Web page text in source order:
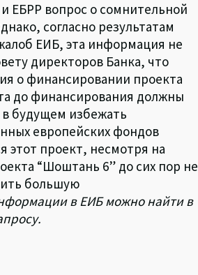
ЕБРР вопрос о сомнительной
согласно результатам
ЕИБ, эта информация не
директоров Банка, что
о финансировании проекта
до финансирования должны
будущем избежать
европейских фондов
этот проект, несмотря на
“Шоштань 6” до сих пор не
большую
в ЕИБ можно найти в